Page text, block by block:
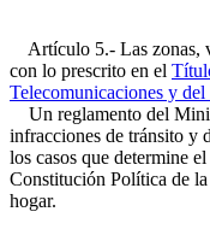
Artículo 5.- Las zonas,
con lo prescrito en el
Telecomunicaciones y
Un reglamento del
infracciones de tránsito y
los casos que determine
Constitución Política de
hogar.